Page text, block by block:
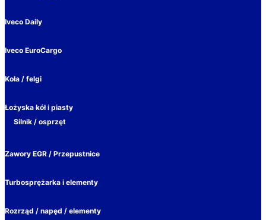
Iveco Daily
Iveco EuroCargo
Koła / felgi
Łożyska kół i piasty
Silnik / osprzęt
Zawory EGR / Przepustnice
Turbosprężarka i elementy
Rozrząd / napęd / elementy